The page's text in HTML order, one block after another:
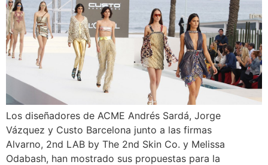
Los diseñadores de ACME Andrés Sardá, Jorge
Vázquez y Custo Barcelona junto a las firmas
Alvarno, 2nd LAB by The 2nd Skin Co. y Melissa
Odabash, han mostrado sus propuestas para la